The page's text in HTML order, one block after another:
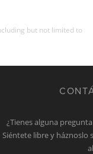
but not limited to
¿Tienes alguna
Siéntete libre y háznoslo